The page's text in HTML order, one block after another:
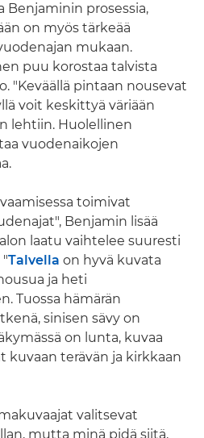
Benjaminin prosessia,
on myös tärkeää
mukaan.
puu korostaa talvista
"Keväällä pintaan nousevat
voit keskittyä väriään
lehtiin. Huolellinen
vuodenaikojen
toimivat
Benjamin lisää
laatu vaihtelee suuresti
Talvella on hyvä kuvata
ja heti
Tuossa hämärän
sinisen sävy on
on lunta, kuvaa
kuvaan terävän ja kirkkaan
valitsevat
mutta minä pidä siitä,